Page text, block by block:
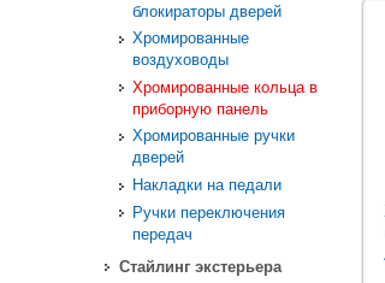
блокираторы дверей
Хромированные
воздуховоды
Хромированные кольца в
приборную панель
Хромированные ручки
дверей
Накладки на педали
Ручки переключения
передач
Стайлинг экстерьера